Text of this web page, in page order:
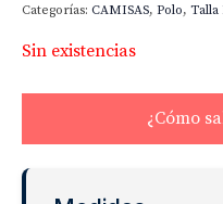
Categorías: CAMISAS, Polo, Talla
Sin existencias
¿Cómo